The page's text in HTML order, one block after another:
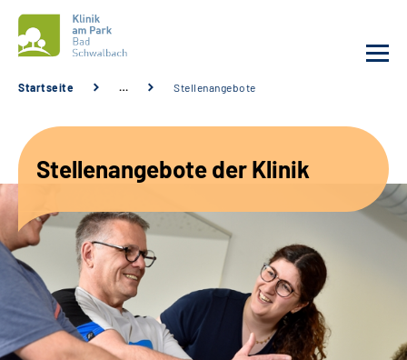
Unsere Angebote
Service
Karriere
Sozialdienste & Zuweisende
Startseite … Stellenangebote
Stellenangebote der Klinik